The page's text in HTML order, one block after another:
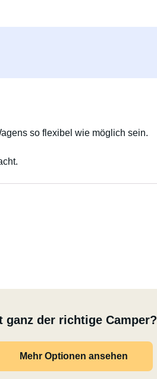
so flexibel wie möglich sein.
ganz der richtige Camper?
Mehr Optionen ansehen